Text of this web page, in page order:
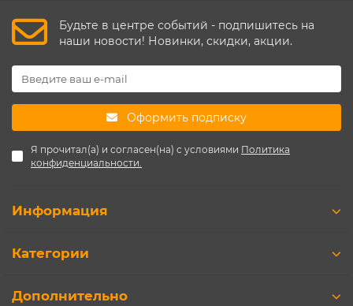
Будьте в центре событий - подпишитесь на
наши новости! Новинки, скидки, акции.
Оформить подписку
Я прочитал(а) и согласен(на) с условиями Политика
конфиденциальности.
Информация
Категории
Дополнительно